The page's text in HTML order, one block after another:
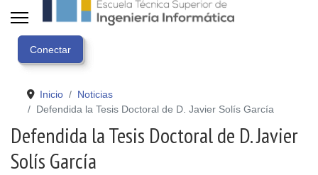
Inicio
Noticias
Defendida la Tesis Doctoral de D. Javier Solís García
Defendida la Tesis Doctoral de D. Javier
Solís García